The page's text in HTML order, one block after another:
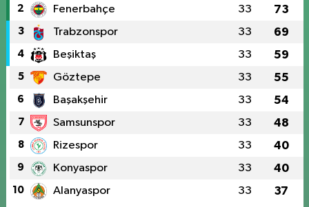
2 Fenerbahçe 33 73
3 Trabzonspor 33 69
4 Beşiktaş 33 59
5 Göztepe 33 55
6 Başakşehir 33 54
7 Samsunspor 33 48
8 Rizespor 33 40
9 Konyaspor 33 40
10 Alanyaspor 33 37